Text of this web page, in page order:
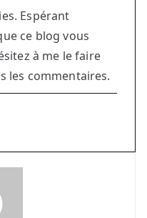
Espérant
ce blog vous
à me le faire
les commentaires.